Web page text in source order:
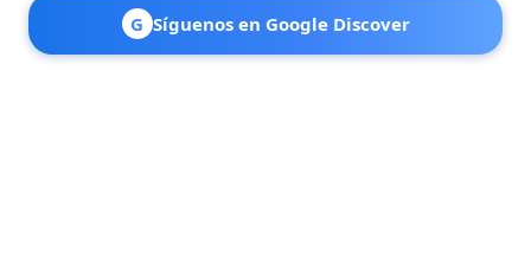
G Síguenos en Google Discover